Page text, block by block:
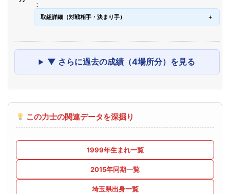
取組詳細（対戦相手・決まり手）
▼ さらに過去の成績（4場所分）を見る
この力士の関連データを深掘り
1999年生まれ一覧
2015年同期一覧
埼玉県出身一覧